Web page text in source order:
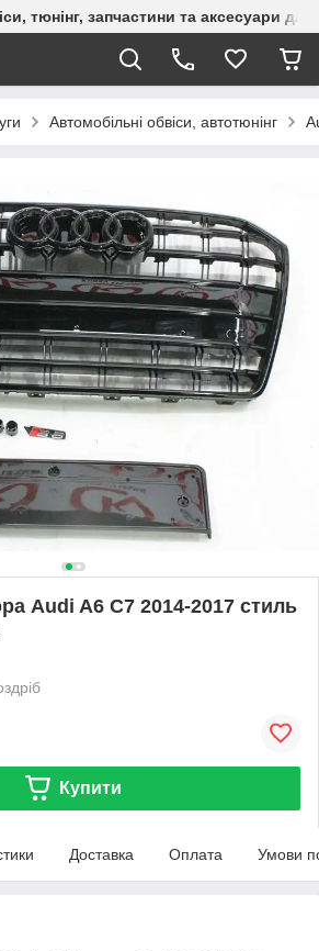
тюнінг, запчастини та аксесуари
Автомобільні обвіси, автотюнінг
Audi A6 C7 2014-2017 стиль
Купити
Доставка Оплата Умови